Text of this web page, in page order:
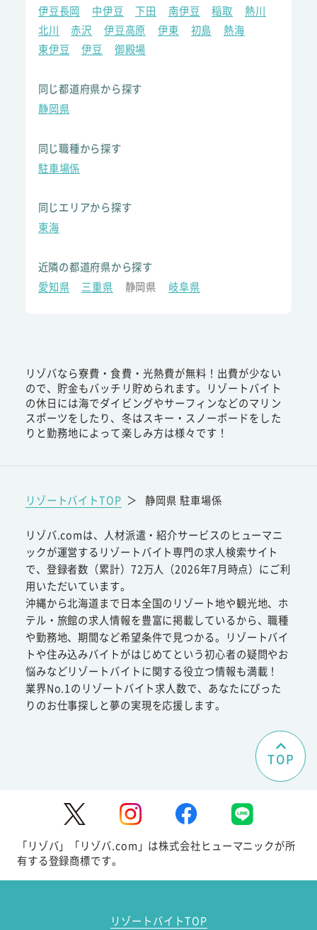
伊豆長岡
中伊豆 下田 南伊豆 稲取
熱川
北川
赤沢 伊豆高原 伊東 初島
熱海
東伊豆
伊豆 御殿場
同じ都道府県から探す
静岡県
同じ職種から探す
駐車場係
同じエリアから探す
東海
近隣の都道府県から探す
愛知県
三重県 静岡県 岐阜県
リゾバなら寮費・食費・光熱費が無料！出費が少ない
ので、貯金もバッチリ貯められます。リゾートバイト
の休日には海でダイビングやサーフィンなどのマリン
スポーツをしたり、冬はスキー・スノーボードをした
りと勤務地によって楽しみ方は様々です！
リゾートバイトTOP ＞ 静岡県 駐車場係
リゾバ.comは、人材派遣・紹介サービスのヒューマニ
ックが運営するリゾートバイト専門の求人検索サイト
で、登録者数（累計）72万人（2026年7月時点）にご利
用いただいています。
沖縄から北海道まで日本全国のリゾート地や観光地、ホ
テル・旅館の求人情報を豊富に掲載しているから、職種
や勤務地、期間など希望条件で見つかる。リゾートバイ
トや住み込みバイトがはじめてという初心者の疑問やお
悩みなどリゾートバイトに関する役立つ情報も満載！
業界No.1のリゾートバイト求人数で、あなたにぴった
りのお仕事探しと夢の実現を応援します。
TOP
「リゾバ」「リゾバ.com」は株式会社ヒューマニックが所
有する登録商標です。
リゾートバイトTOP